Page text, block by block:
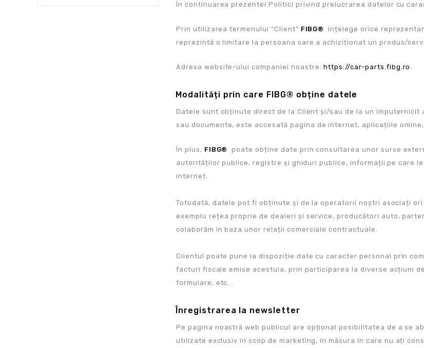
În continuarea prezentei Politici privind prelucrarea datelor cu
Prin utilizarea termenului “Client” FIBG®
înțelege orice
reprezintă o limitare la persoana care a achiziționat un produs/
Adresa website-ului companiei noastre:https://car-parts.fibg.ro .
Modalități prin care FIBG® obține datele
Datele sunt obținute direct de la Client și/sau de la un împuternicit
sau documente, este accesată pagina de internet, aplicațiile
În plus, FIBG®
poate obține date prin consultarea unor surse
autorităților publice, registre și ghiduri publice, informații pe care
internet.
Totodată, datele pot fi obținute și de la operatorii noștri asociați
exemplu rețea proprie de dealeri și service, producători auto,
colaborăm în baza unor relații comerciale contractuale.
Clientul poate pune la dispoziție date cu caracter personal prin
facturi fiscale emise acestuia, prin participarea la diverse acțiuni
formulare, etc. .
Înregistrarea la newsletter
Pe pagina noastră web publicul are opțional posibilitatea de a se
utilizate exclusiv în scop de marketing, în măsura în care nu ați